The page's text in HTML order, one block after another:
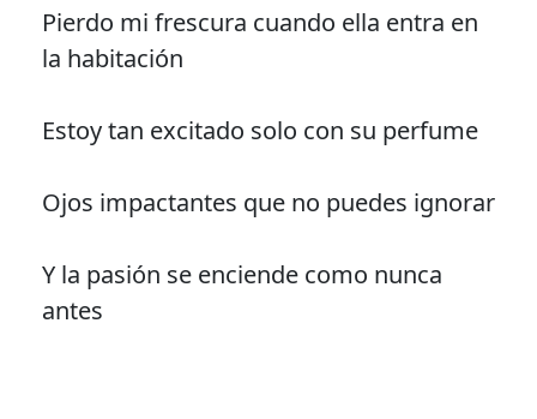
Pierdo mi frescura cuando ella entra en
la habitación
Estoy tan excitado solo con su perfume
Ojos impactantes que no puedes ignorar
Y la pasión se enciende como nunca
antes